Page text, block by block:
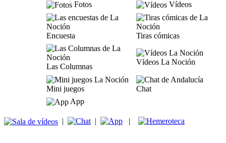
Fotos
Vídeos
Encuesta Tiras cómicas
Las Columnas
Vídeos La Noción
Mini juegos
Chat
App
| | |